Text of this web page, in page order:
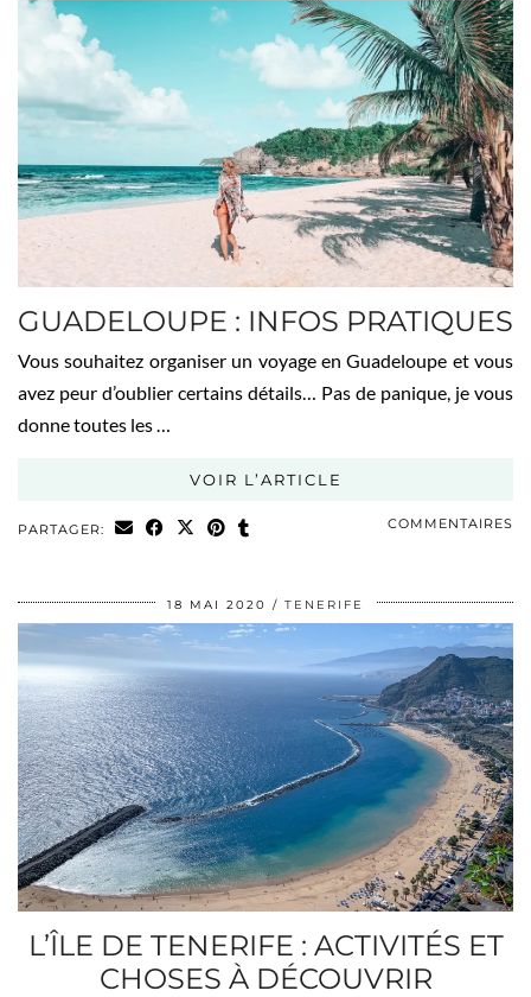
GUADELOUPE : INFOS PRATIQUES
Vous souhaitez organiser un voyage en Guadeloupe et vous
avez peur d’oublier certains détails… Pas de panique, je vous
donne toutes les …
VOIR L’ARTICLE
PARTAGER: COMMENTAIRES
18 MAI 2020 TENERIFE
L’ÎLE DE TENERIFE : ACTIVITÉS ET
CHOSES À DÉCOUVRIR